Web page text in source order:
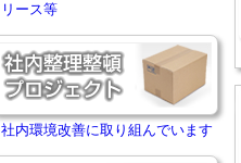
リース等
社内環境改善に取り組んでいます